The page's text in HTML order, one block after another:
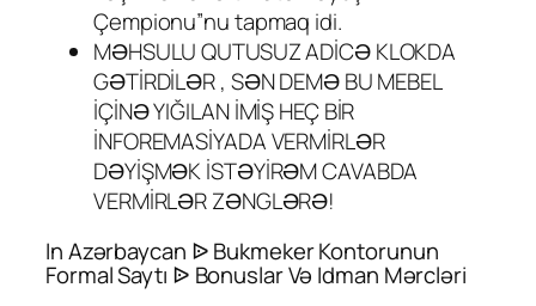
Çempionu”nu tapmaq idi.
MƏHSULU QUTUSUZ ADİCƏ KLOKDA
GƏTİRDİLƏR , SƏN DEMƏ BU MEBEL
İÇİNƏ YIĞILAN İMİŞ HEÇ BİR
İNFOREMASİYADA VERMİRLƏR
DƏYİŞMƏK İSTƏYİRƏM CAVABDA
VERMİRLƏR ZƏNGLƏRƏ!
In Azərbaycan ᐉ Bukmeker Kontorunun
Formal Saytı ᐉ Bonuslar Və Idman Mərcləri